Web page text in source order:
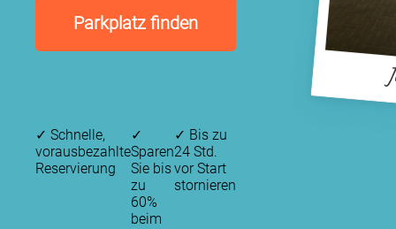
Parkplatz finden
✓ Schnelle,
vorausbezahlte
Reservierung
✓
Sparen
Sie bis
zu
60%
beim
✓ Bis zu
24 Std.
vor Start
stornieren